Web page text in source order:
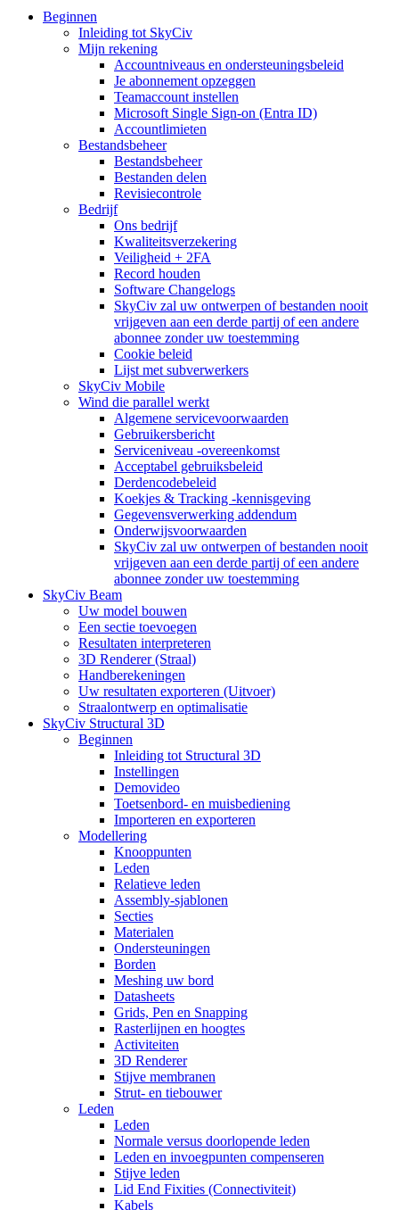
Beginnen
Inleiding tot SkyCiv
Mijn rekening
Accountniveaus en ondersteuningsbeleid
Je abonnement opzeggen
Teamaccount instellen
Microsoft Single Sign-on (Entra ID)
Accountlimieten
Bestandsbeheer
Bestandsbeheer
Bestanden delen
Revisiecontrole
Bedrijf
Ons bedrijf
Kwaliteitsverzekering
Veiligheid + 2FA
Record houden
Software Changelogs
SkyCiv zal uw ontwerpen of bestanden nooit
vrijgeven aan een derde partij of een andere
abonnee zonder uw toestemming
Cookie beleid
Lijst met subverwerkers
SkyCiv Mobile
Wind die parallel werkt
Algemene servicevoorwaarden
Gebruikersbericht
Serviceniveau -overeenkomst
Acceptabel gebruiksbeleid
Derdencodebeleid
Koekjes & Tracking -kennisgeving
Gegevensverwerking addendum
Onderwijsvoorwaarden
SkyCiv zal uw ontwerpen of bestanden nooit
vrijgeven aan een derde partij of een andere
abonnee zonder uw toestemming
SkyCiv Beam
Uw model bouwen
Een sectie toevoegen
Resultaten interpreteren
3D Renderer (Straal)
Handberekeningen
Uw resultaten exporteren (Uitvoer)
Straalontwerp en optimalisatie
SkyCiv Structural 3D
Beginnen
Inleiding tot Structural 3D
Instellingen
Demovideo
Toetsenbord- en muisbediening
Importeren en exporteren
Modellering
Knooppunten
Leden
Relatieve leden
Assembly-sjablonen
Secties
Materialen
Ondersteuningen
Borden
Meshing uw bord
Datasheets
Grids, Pen en Snapping
Rasterlijnen en hoogtes
Activiteiten
3D Renderer
Stijve membranen
Strut- en tiebouwer
Leden
Leden
Normale versus doorlopende leden
Leden en invoegpunten compenseren
Stijve leden
Lid End Fixities (Connectiviteit)
Kabels